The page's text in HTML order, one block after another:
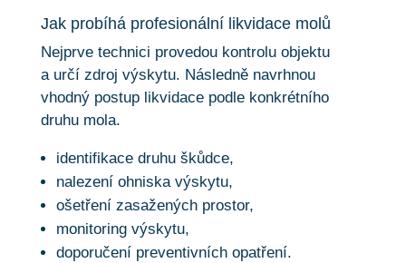
Jak probíhá profesionální likvidace molů
Nejprve technici provedou kontrolu objektu
a určí zdroj výskytu. Následně navrhnou
vhodný postup likvidace podle konkrétního
druhu mola.
identifikace druhu škůdce,
nalezení ohniska výskytu,
ošetření zasažených prostor,
monitoring výskytu,
doporučení preventivních opatření.